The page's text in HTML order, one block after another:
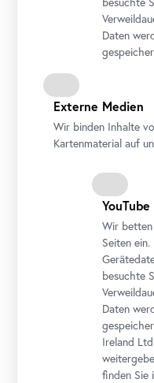
Für
26.
Daten
Externe Medien
Wir binden Inhalte
Kartenmaterial auf
YouTube
Wir
Seiten
besuchte
Daten
Ireland
finden